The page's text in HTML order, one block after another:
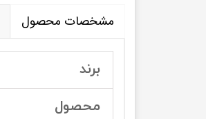
مشخصات محصول
برند
محصول